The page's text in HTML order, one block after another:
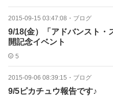
2015-09-15 03:47:08 ・ ブログ
9/18(金）「アドバンスト・
開記念イベント
5
2015-09-06 08:39:15 ・ ブログ
9/5ピカチュウ報告です♪